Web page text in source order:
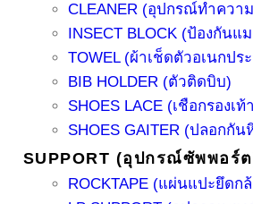
CLEANER (อุปกรณ์ทำควา
INSECT BLOCK (ป้องกันแ
TOWEL (ผ้าเช็ดตัวอเนกปร
BIB HOLDER (ตัวติดบิบ)
SHOES LACE (เชือกรองเท้
SHOES GAITER (ปลอกกัน
SUPPORT (อุปกรณ์ซัพพอร์
ROCKTAPE (แผ่นแปะยึดก